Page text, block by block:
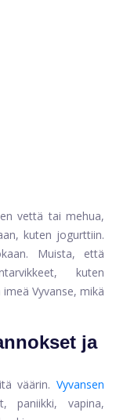
vettä tai mehua,
kuten jogurttiin.
Muista, että
kuten
Vyvanse, mikä
ja
väärin. Vyvansen
paniikki, vapina,